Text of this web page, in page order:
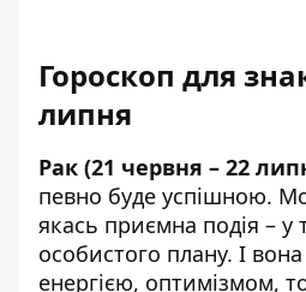
Гороскоп для
липня
Рак (21 червня – 22
певно буде успішною.
якась приємна подія – у
особистого плану. І
енергією, оптимізмом,